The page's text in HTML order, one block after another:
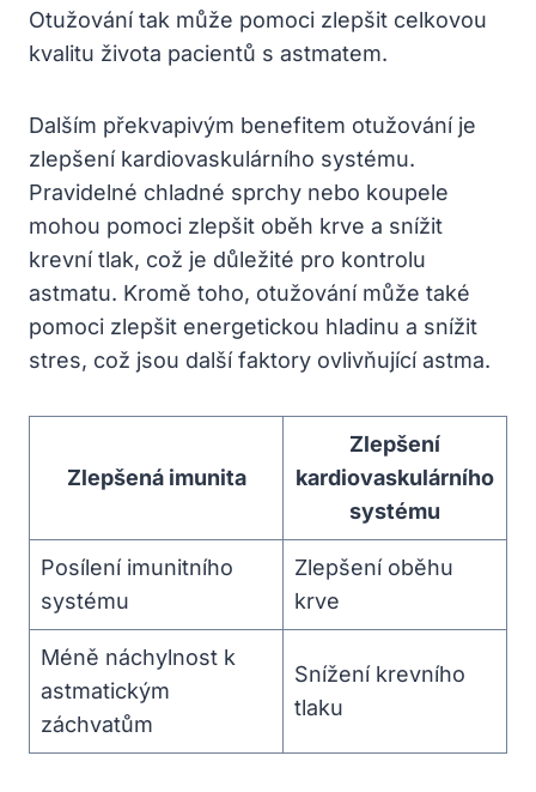
Otužování tak může pomoci zlepšit celkovou
kvalitu života pacientů s astmatem.
Dalším překvapivým benefitem otužování je
zlepšení kardiovaskulárního systému.
Pravidelné chladné sprchy nebo koupele
mohou pomoci zlepšit oběh krve a snížit
krevní tlak, což je důležité pro kontrolu
astmatu. Kromě toho, otužování může také
pomoci zlepšit energetickou hladinu a snížit
stres, což jsou další faktory ovlivňující astma.
Zlepšená imunita
Zlepšení
kardiovaskulárního
systému
Posílení imunitního
systému
Zlepšení oběhu
krve
Méně náchylnost k
astmatickým
záchvatům
Snížení krevního
tlaku